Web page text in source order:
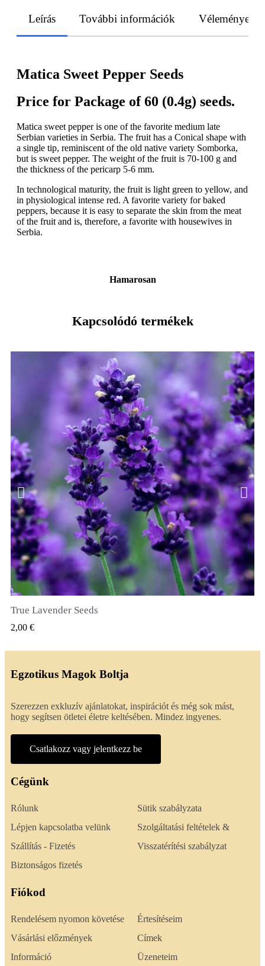
Leírás További információk Vélemények
Matica Sweet Pepper Seeds
Price for Package of 60 (0.4g) seeds.
Matica sweet pepper is one of the favorite medium late
Serbian varieties in Serbia. The fruit has a Conical shape with
a single tip, reminiscent of the old native variety Somborka,
but is sweet pepper. The weight of the fruit is 70-100 g and
the thickness of the pericarp 5-6 mm.
In technological maturity, the fruit is light green to yellow, and
in physiological intense red. A favorite variety for baked
peppers, because it is easy to separate the skin from the meat
of the fruit and is, therefore, a favorite with housewives in
Serbia.
Hamarosan
Kapcsolódó termékek
True Lavender Seeds
2,00 €
Egzotikus Magok Boltja
Szerezzen exkluzív ajánlatokat, inspirációt és még sok mást,
hogy segítsen ötletei életre keltésében. Mindez ingyenes.
Csatlakozz vagy jelentkezz be
Cégünk
Rólunk
Lépjen kapcsolatba velünk
Szállítás - Fizetés
Biztonságos fizetés
Sütik szabályzata
Szolgáltatási feltételek &
Visszatérítési szabályzat
Fiókod
Rendelésem nyomon követése
Vásárlási előzmények
Információ
Értesítéseim
Címek
Üzeneteim